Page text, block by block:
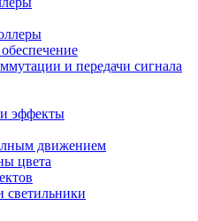
и передачи сигнала
эффекты
движением
цвета